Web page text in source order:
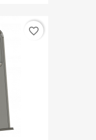
favorite_border